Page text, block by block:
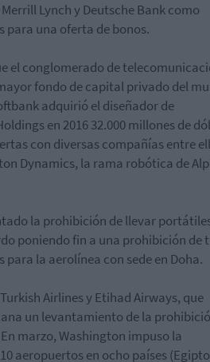
Lynch y Deutsche Bank como
una oferta de bonos.
el conglomerado de
fondo de capital privado del
adquirió el diseñador de
en 2016 32.000 millones de
con diversas compañías entre
Dynamics, la rama robótica de
la prohibición de llevar
poniendo fin a una prohibición de
la aerolínea con sede en Doha.
Airlines y Etihad Airways, que
un levantamiento de la
marzo, Washington impuso la
aeropuertos en ocho países